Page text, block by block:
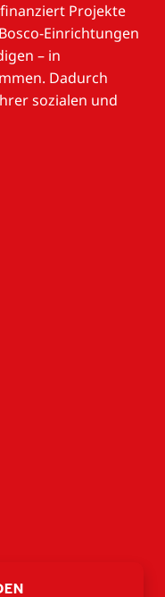
Projekte
Einrichtungen
– in
Dadurch
sozialen und